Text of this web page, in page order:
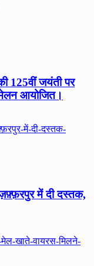
125वीं जयंती पर
आयोजित।
में दी दस्तक,